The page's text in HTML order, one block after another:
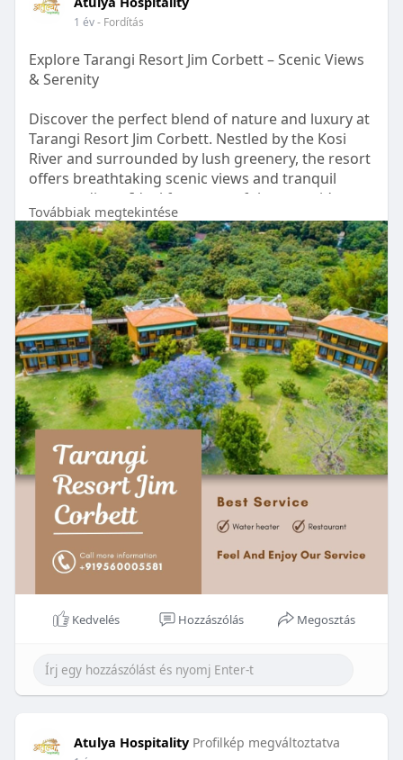
1 év- Fordítás
Explore Tarangi Resort Jim Corbett – Scenic Views
& Serenity
Discover the perfect blend of nature and luxury at
Tarangi Resort Jim Corbett. Nestled by the Kosi
River and surrounded by lush greenery, the resort
offers breathtaking scenic views and tranquil
surroundings. Ideal for a peaceful escape, it’s a
haven for nature lovers, wildlife enthusiasts, and
those seeking serenity.
For More Info Visit:
https://atulyahospitality.com/....hotel/tarangi-
resort
Továbbiak megtekintése
Kedvelés Hozzászólás Megosztás
Atulya Hospitality Profilkép megváltoztatva